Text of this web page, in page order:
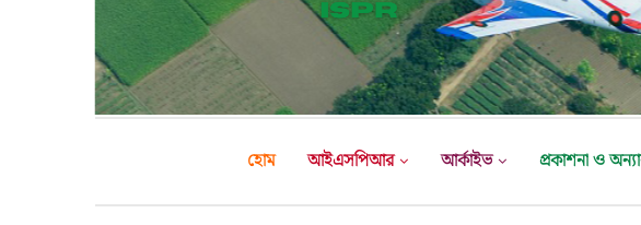
হোম আইএসপিআর আর্কাইভ প্রকাশনা ও